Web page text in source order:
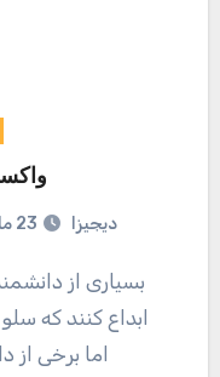
دیجیزا 23 مارس 2023
بسیاری از دانشمندان سعی دارند واکسن‌هایی را
ابداع کنند که
اما برخی